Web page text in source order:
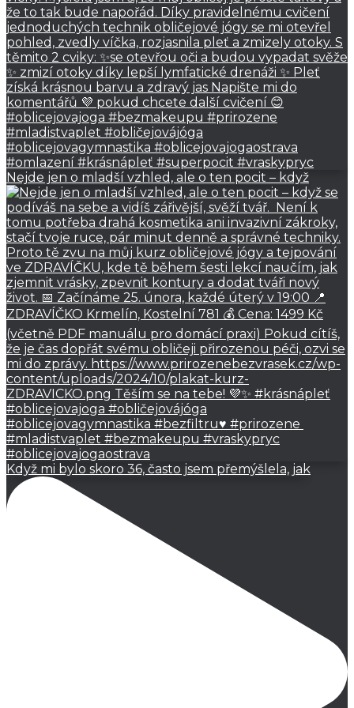
Nejde jen o mladší vzhled, ale o ten pocit – když
Když mi bylo skoro 36, často jsem přemýšlela, jak